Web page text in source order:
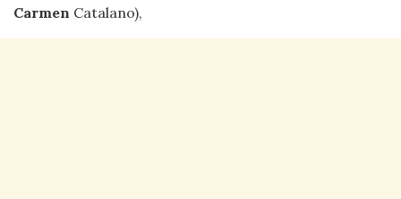
Carmen Catalano),